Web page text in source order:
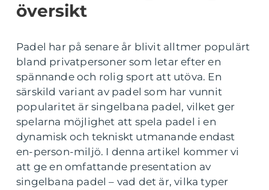
översikt
Padel har på senare år blivit alltmer populärt
bland privatpersoner som letar efter en
spännande och rolig sport att utöva. En
särskild variant av padel som har vunnit
popularitet är singelbana padel, vilket ger
spelarna möjlighet att spela padel i en
dynamisk och tekniskt utmanande endast
en-person-miljö. I denna artikel kommer vi
att ge en omfattande presentation av
singelbana padel – vad det är, vilka typer